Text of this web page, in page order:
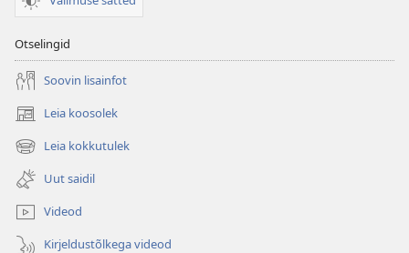
Otselingid
Soovin lisainfot
Leia koosolek
(avab
uue
akna)
Leia kokkutulek
(avab
uue
akna)
Uut saidil
Videod
Kirjeldustõlkega videod